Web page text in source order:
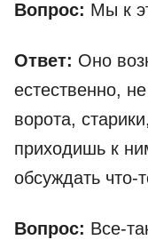
Вопрос: Мы к
Ответ: Оно
естественно,
ворота,
приходишь к
обсуждать что-
Вопрос: Все-